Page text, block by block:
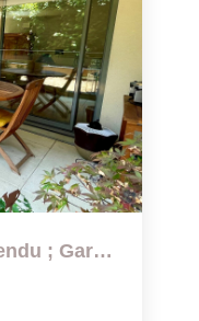
T4 Terrasse Et Jardin Suspendu ; Garage Double